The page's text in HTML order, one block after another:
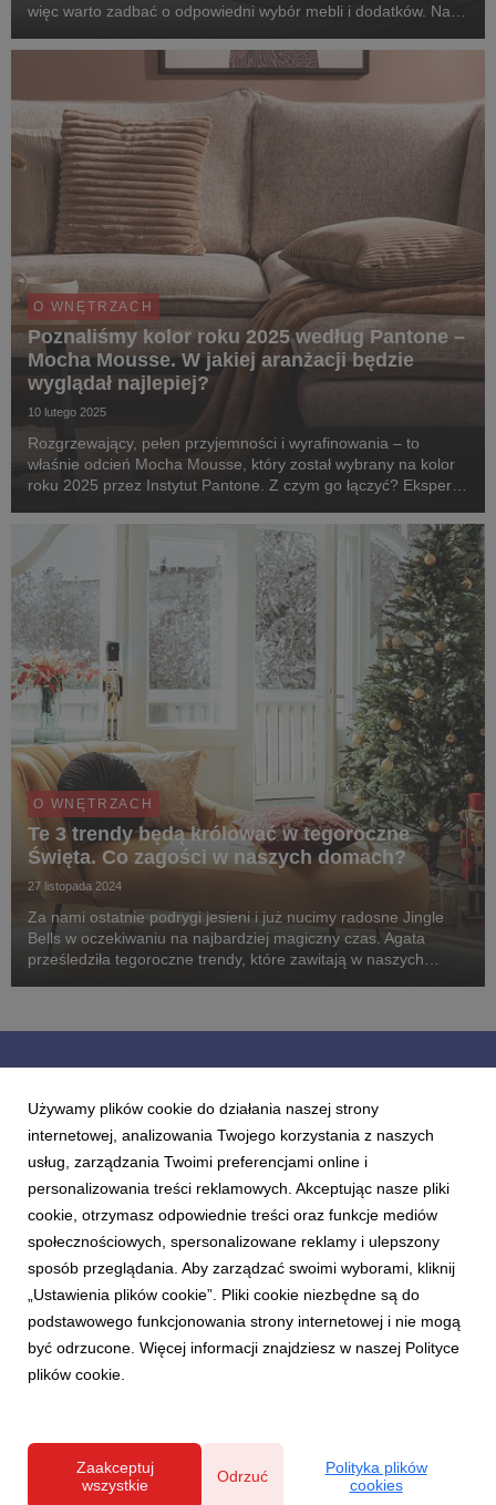
więc warto zadbać o odpowiedni wybór mebli i dodatków. Na
Sklepy Agata przygotowały przegląd inspiracji...
O WNĘTRZACH
Poznaliśmy kolor roku 2025 według Pantone –
Mocha Mousse. W jakiej aranżacji będzie
wyglądał najlepiej?
10 lutego 2025
Rozgrzewający, pełen przyjemności i wyrafinowania – to
właśnie odcień Mocha Mousse, który został wybrany na kolor
roku 2025 przez Instytut Pantone. Z czym go łączyć? Eksperci
domu.
O WNĘTRZACH
Te 3 trendy będą królować w tegoroczne
Święta. Co zagości w naszych domach?
27 listopada 2024
Za nami ostatnie podrygi jesieni i już nucimy radosne Jingle
Bells w oczekiwaniu na najbardziej magiczny czas. Agata
prześledziła tegoroczne trendy, które zawitają w naszych
i bądź na bieżąco
1 2
Polityka prywatności
Używamy plików cookie do działania naszej strony
internetowej, analizowania Twojego korzystania z naszych
usług, zarządzania Twoimi preferencjami online i
personalizowania treści reklamowych. Akceptując nasze pliki
cookie, otrzymasz odpowiednie treści oraz funkcje mediów
społecznościowych, spersonalizowane reklamy i ulepszony
sposób przeglądania. Aby zarządzać swoimi wyborami, kliknij
„Ustawienia plików cookie”. Pliki cookie niezbędne są do
podstawowego funkcjonowania strony internetowej i nie mogą
być odrzucone. Więcej informacji znajdziesz w naszej Polityce
plików cookie.
Zaakceptuj
wszystkie
Odrzuć
Polityka plików
cookies